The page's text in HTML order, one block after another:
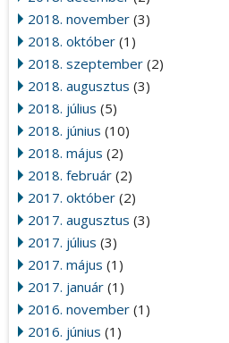
2018. november (3)
2018. október (1)
2018. szeptember (2)
2018. augusztus (3)
2018. július (5)
2018. június (10)
2018. május (2)
2018. február (2)
2017. október (2)
2017. augusztus (3)
2017. július (3)
2017. május (1)
2017. január (1)
2016. november (1)
2016. június (1)